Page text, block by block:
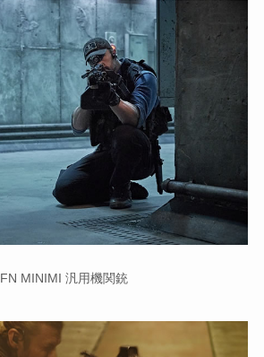
FN MINIMI 汎用機関銃